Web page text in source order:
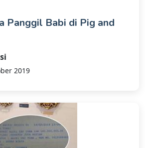
Panggil Babi di Pig and
2019